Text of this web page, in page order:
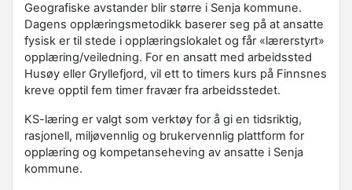
Geografiske avstander blir større i Senja kommune.
Dagens opplæringsmetodikk baserer seg på at ansatte
fysisk er til stede i opplæringslokalet og får «lærerstyrt»
opplæring/veiledning. For en ansatt med arbeidssted
Husøy eller Gryllefjord, vil ett to timers kurs på Finnsnes
kreve opptil fem timer fravær fra arbeidsstedet.
KS-læring er valgt som verktøy for å gi en tidsriktig,
rasjonell, miljøvennlig og brukervennlig plattform for
opplæring og kompetanseheving av ansatte i Senja
kommune.